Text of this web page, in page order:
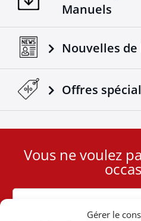
Gérer le
Manuels
Nouvelles
Offres
User
Cookie
Vous ne voulez